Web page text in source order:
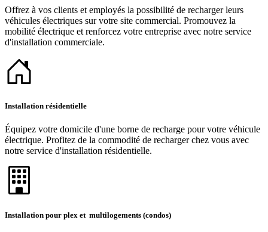
Offrez à vos clients et employés la possibilité de recharger leurs
véhicules électriques sur votre site commercial. Promouvez la
mobilité électrique et renforcez votre entreprise avec notre service
d'installation commerciale.
Installation résidentielle
Équipez votre domicile d'une borne de recharge pour votre véhicule
électrique. Profitez de la commodité de recharger chez vous avec
notre service d'installation résidentielle.
Installation pour plex et multilogements (condos)